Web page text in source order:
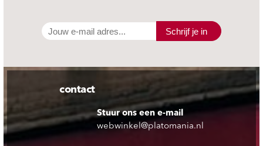
Schrijf je in
contact
Stuur ons een e-mail
webwinkel@platomania.nl